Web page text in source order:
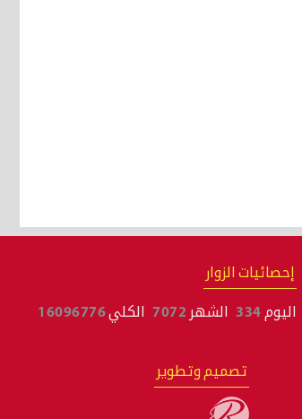
إحصائيات الزوار
اليوم 334 الشهر 7072 الكلي16096776
تصميم وتطوير